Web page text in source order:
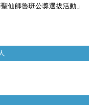
仙師魯班公獎選拔活動」